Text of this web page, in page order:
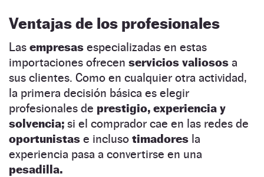
Ventajas de los profesionales
Las empresas especializadas en estas
importaciones ofrecen servicios valiosos a
sus clientes. Como en cualquier otra actividad,
la primera decisión básica es elegir
profesionales de prestigio, experiencia y
solvencia; si el comprador cae en las redes de
oportunistas e incluso timadores la
experiencia pasa a convertirse en una
pesadilla.